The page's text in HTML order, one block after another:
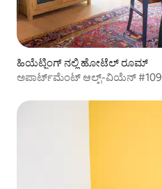
ಹಿಯೆಟ್ಜಿಂಗ್ ನಲ್ಲಿ ಹೋಟೆಲ್ ರೂಮ್
ಅಪಾರ್ಟ್‌ಮೆಂಟ್ ಆಲ್ಟ್-ವಿಯೆನ್ #109